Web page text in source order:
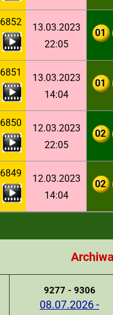
6852
13.03.2023
22:05
01
6851
13.03.2023
14:04
01
6850
12.03.2023
22:05
02
6849
12.03.2023
14:04
02
9277 - 9306
08.07.2026 -